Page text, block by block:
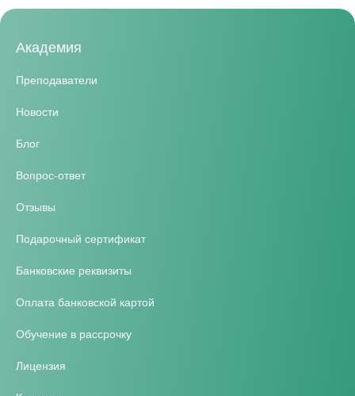
Академия
Преподаватели
Новости
Блог
Вопрос-ответ
Отзывы
Подарочный сертификат
Банковские реквизиты
Оплата банковской картой
Обучение в рассрочку
Лицензия